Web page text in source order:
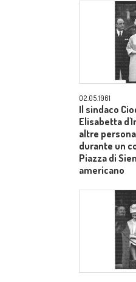
02.05.1961
Il sindaco
Elisabetta
altre
durante un
Piazza di
americano